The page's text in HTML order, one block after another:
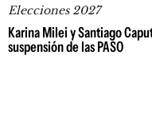
Elecciones 2027
Karina Milei y Santiago
suspensión de las PASO